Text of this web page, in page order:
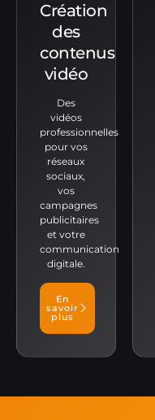
Création
des
contenus
vidéo
Des
vidéos
professionnelles
pour vos
réseaux
sociaux,
vos
campagnes
publicitaires
et votre
communication
digitale.
En
savoir
plus